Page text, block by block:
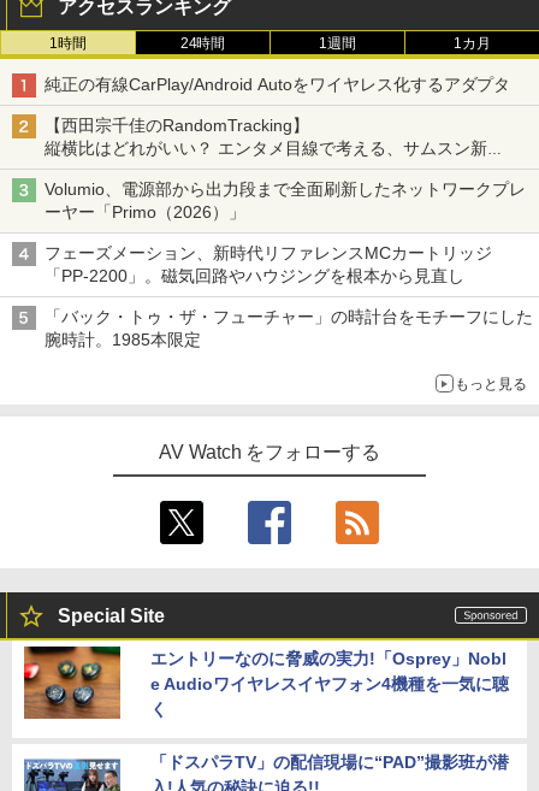
アクセスランキング
1時間 24時間 1週間 1カ月
純正の有線CarPlay/Android Autoをワイヤレス化するアダプタ
【西田宗千佳のRandomTracking】
縦横比はどれがいい？ エンタメ目線で考える、サムスン新
「Galaxy Z Fold」
Volumio、電源部から出力段まで全面刷新したネットワークプレ
ーヤー「Primo（2026）」
フェーズメーション、新時代リファレンスMCカートリッジ
「PP-2200」。磁気回路やハウジングを根本から見直し
「バック・トゥ・ザ・フューチャー」の時計台をモチーフにした
腕時計。1985本限定
もっと見る
AV Watch をフォローする
Special Site
エントリーなのに脅威の実力!「Osprey」Nobl
e Audioワイヤレスイヤフォン4機種を一気に聴
く
「ドスパラTV」の配信現場に“PAD”撮影班が潜